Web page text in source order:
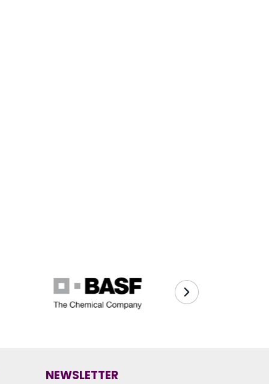
NEWSLETTER